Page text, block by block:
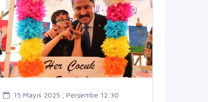
15 Mayıs 2025 , Perşembe 12:30